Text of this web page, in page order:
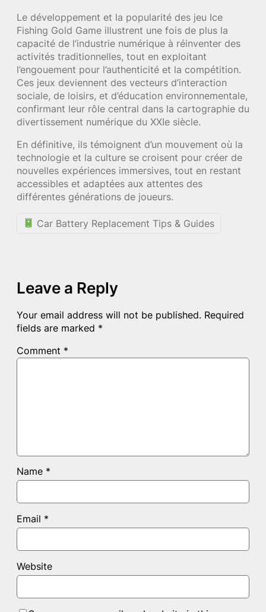
Le développement et la popularité des jeu Ice
Fishing Gold Game illustrent une fois de plus la
capacité de l’industrie numérique à réinventer des
activités traditionnelles, tout en exploitant
l’engouement pour l’authenticité et la compétition.
Ces jeux deviennent des vecteurs d’interaction
sociale, de loisirs, et d’éducation environnementale,
confirmant leur rôle central dans la cartographie du
divertissement numérique du XXIe siècle.
En définitive, ils témoignent d’un mouvement où la
technologie et la culture se croisent pour créer de
nouvelles expériences immersives, tout en restant
accessibles et adaptées aux attentes des
différentes générations de joueurs.
Car Battery Replacement Tips & Guides
Leave a Reply
Your email address will not be published. Required
fields are marked *
Comment *
Name *
Email *
Website